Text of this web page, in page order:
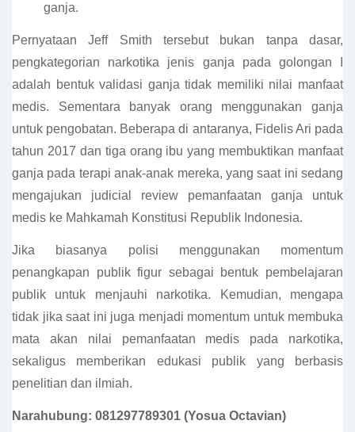
ganja.
Pernyataan Jeff Smith tersebut bukan tanpa dasar,
pengkategorian narkotika jenis ganja pada golongan I
adalah bentuk validasi ganja tidak memiliki nilai manfaat
medis. Sementara banyak orang menggunakan ganja
untuk pengobatan. Beberapa di antaranya, Fidelis Ari pada
tahun 2017 dan tiga orang ibu yang membuktikan manfaat
ganja pada terapi anak-anak mereka, yang saat ini sedang
mengajukan judicial review pemanfaatan ganja untuk
medis ke Mahkamah Konstitusi Republik Indonesia.
Jika biasanya polisi menggunakan momentum
penangkapan publik figur sebagai bentuk pembelajaran
publik untuk menjauhi narkotika. Kemudian, mengapa
tidak jika saat ini juga menjadi momentum untuk membuka
mata akan nilai pemanfaatan medis pada narkotika,
sekaligus memberikan edukasi publik yang berbasis
penelitian dan ilmiah.
Narahubung: 081297789301 (Yosua Octavian)